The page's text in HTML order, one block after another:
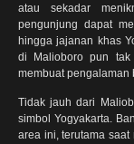
atau sekadar
pengunjung dapat
hingga jajanan khas
di Malioboro pun tak
membuat pengalaman
Tidak jauh dari
simbol Yogyakarta.
area ini, terutama